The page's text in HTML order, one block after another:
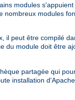
modules
modules
peut être compilé
du module doit être
partagée qui
installation